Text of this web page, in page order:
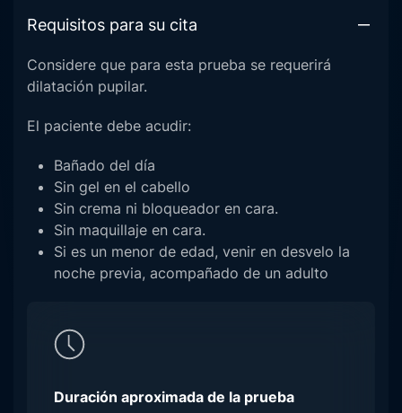
Requisitos para su cita
Considere que para esta prueba se requerirá
dilatación pupilar.
El paciente debe acudir:
Bañado del día
Sin gel en el cabello
Sin crema ni bloqueador en cara.
Sin maquillaje en cara.
Si es un menor de edad, venir en desvelo la
noche previa, acompañado de un adulto
Duración aproximada de la prueba